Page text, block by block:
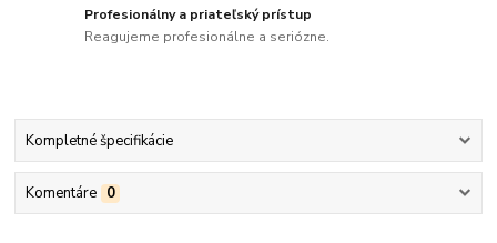
Profesionálny a priateľský prístup
Reagujeme profesionálne a seriózne.
Kompletné špecifikácie
Komentáre 0